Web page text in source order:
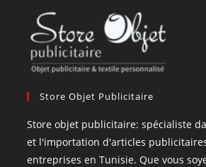
Store Objet Publicitaire
Store objet publicitaire: spécialiste
et l'importation d'articles
entreprises en Tunisie. Que vous